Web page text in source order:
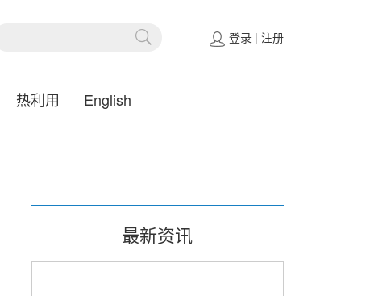
登录 | 注册
热利用 English
最新资讯